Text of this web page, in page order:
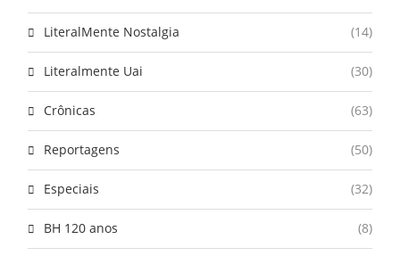
LiteralMente Nostalgia (14)
Literalmente Uai (30)
Crônicas (63)
Reportagens (50)
Especiais (32)
BH 120 anos (8)